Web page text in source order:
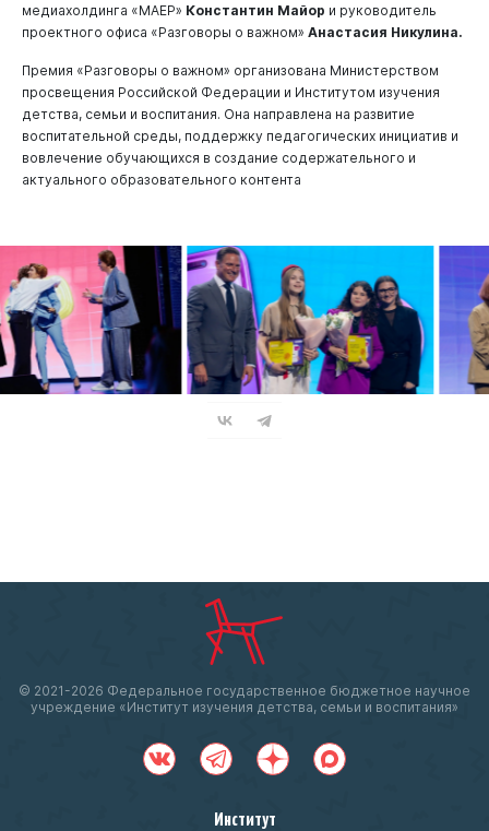
медиахолдинга «МАЕР» Константин Майор и руководитель
проектного офиса «Разговоры о важном» Анастасия Никулина.
Премия «Разговоры о важном» организована Министерством
просвещения Российской Федерации и Институтом изучения
детства, семьи и воспитания. Она направлена на развитие
воспитательной среды, поддержку педагогических инициатив и
вовлечение обучающихся в создание содержательного и
актуального образовательного контента
© 2021-2026 Федеральное государственное бюджетное научное
учреждение «Институт изучения детства, семьи и воспитания»
Институт